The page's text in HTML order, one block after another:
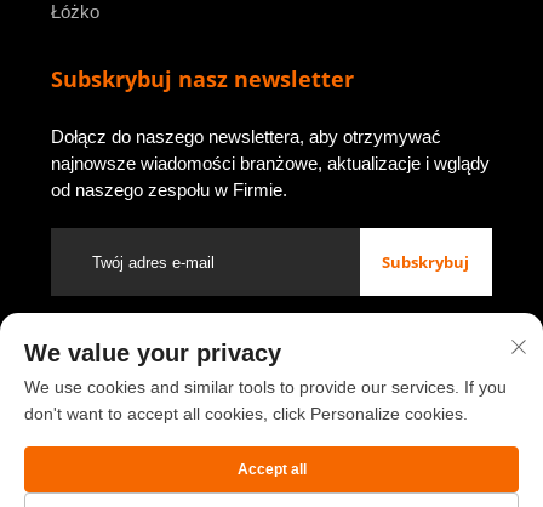
Łóżko
Subskrybuj nasz newsletter
Dołącz do naszego newslettera, aby otrzymywać
najnowsze wiadomości branżowe, aktualizacje i wglądy
od naszego zespołu w Firmie.
Subskrybuj
Prawa autorskie © 2026 przez Luoyang Youbao Office Furniture
Co., Ltd.
Polityka prywatności
We value your privacy
We use cookies and similar tools to provide our services. If you
don't want to accept all cookies, click Personalize cookies.
Accept all